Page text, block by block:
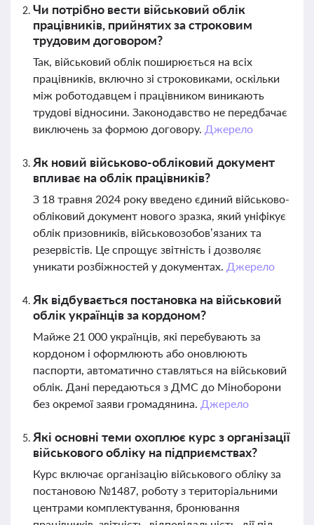
Чи потрібно вести військовий облік
працівників, прийнятих за строковим
трудовим договором?
Так, військовий облік поширюється на всіх
працівників, включно зі строковиками, оскільки
між роботодавцем і працівником виникають
трудові відносини. Законодавство не передбачає
виключень за формою договору. Джерело
Як новий військово-обліковий документ
впливає на облік працівників?
З 18 травня 2024 року введено єдиний військово-
обліковий документ нового зразка, який уніфікує
облік призовників, військовозобов’язаних та
резервістів. Це спрощує звітність і дозволяє
уникати розбіжностей у документах. Джерело
Як відбувається постановка на військовий
облік українців за кордоном?
Майже 21 000 українців, які перебувають за
кордоном і оформлюють або оновлюють
паспорти, автоматично ставляться на військовий
облік. Дані передаються з ДМС до Міноборони
без окремої заяви громадянина. Джерело
Які основні теми охоплює курс з організації
військового обліку на підприємствах?
Курс включає організацію військового обліку за
постановою №1487, роботу з територіальними
центрами комплектування, бронювання